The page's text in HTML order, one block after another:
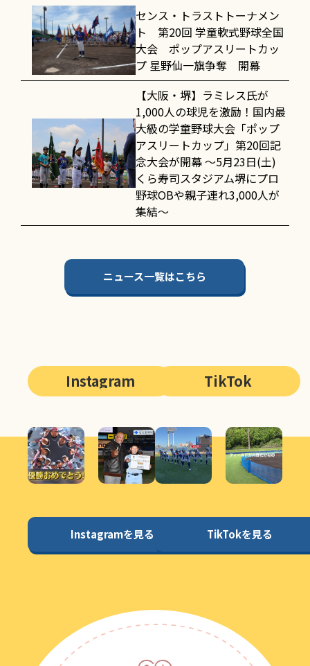
センス・トラストトーナメン
ト 第20回 学童軟式野球全国
大会 ポップアスリートカッ
プ 星野仙一旗争奪 開幕
【大阪・堺】ラミレス氏が
1,000人の球児を激励！国内最
大級の学童野球大会「ポップ
アスリートカップ」第20回記
念大会が開幕 〜5月23日(土)
くら寿司スタジアム堺にプロ
野球OBや親子連れ3,000人が
集結〜
ニュース一覧はこちら
Instagram
Instagramを見る
TikTok
TikTokを見る